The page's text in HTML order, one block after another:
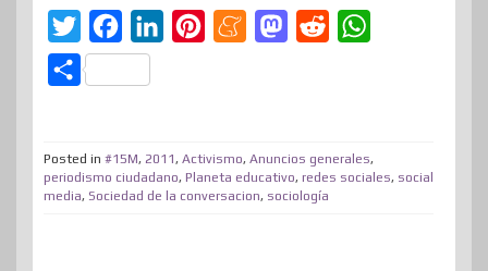
w
t
e
a
c
b
o
e
d
e
r
M
a
m
M
o
d
i
t
s
A
C
p
a
Posted in #15M, 2011, Activismo, Anuncios generales,
periodismo ciudadano, Planeta educativo, redes sociales, social
media, Sociedad de la conversacion, sociología